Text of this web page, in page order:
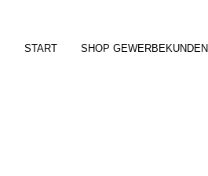
START SHOP GEWERBEKUNDEN